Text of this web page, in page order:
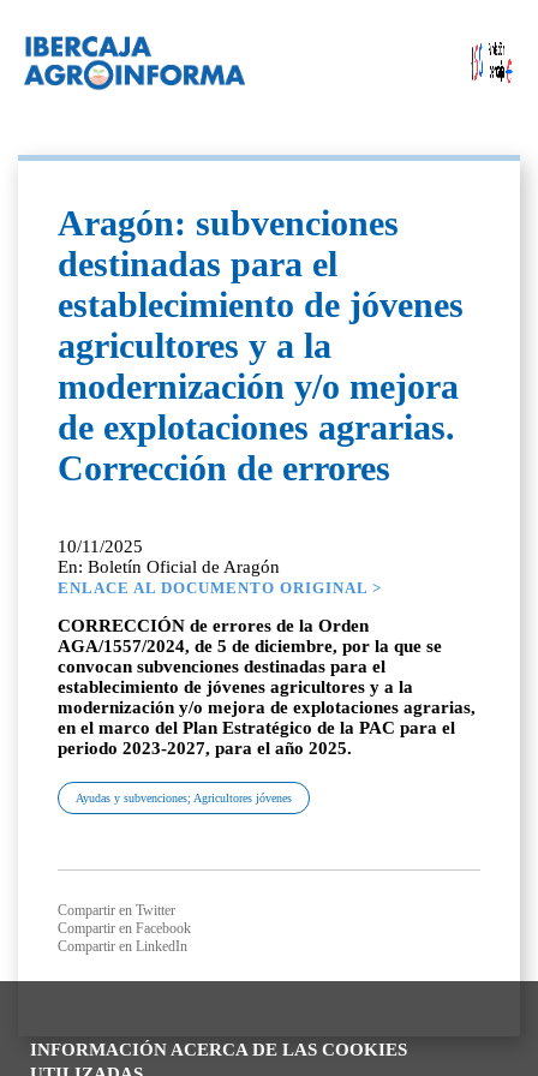
INFORMACIÓN ACERCA DE LAS COOKIES
Aragón: subvenciones
destinadas para el
establecimiento de jóvenes
agricultores y a la
modernización y/o mejora
de explotaciones agrarias.
Corrección de errores
10/11/2025
En: Boletín Oficial de Aragón
ENLACE AL DOCUMENTO ORIGINAL >
CORRECCIÓN de errores de la Orden
AGA/1557/2024, de 5 de diciembre, por la que se
convocan subvenciones destinadas para el
establecimiento de jóvenes agricultores y a la
modernización y/o mejora de explotaciones agrarias,
en el marco del Plan Estratégico de la PAC para el
periodo 2023-2027, para el año 2025.
Ayudas y subvenciones; Agricultores jóvenes
Compartir en Twitter
Compartir en Facebook
Compartir en LinkedIn